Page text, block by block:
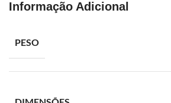
especializado em Ford. Trazíamos na
e pesados da Ford. Embreagens, freios,
Polia virabrequim ford focus 2.0 duratec
Informação Adicional
PESO